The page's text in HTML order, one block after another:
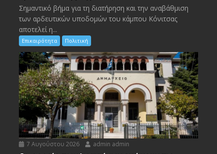
Σημαντικό βήμα για τη διατήρηση και την αναβάθμιση
των αρδευτικών υποδομών του κάμπου Κόνιτσας
αποτελεί η...
Επικαιρότητα Πολιτική
7 Αυγούστου 2026 admin admin